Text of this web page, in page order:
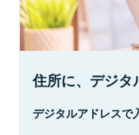
住所に、デジタ
デジタルアドレスで